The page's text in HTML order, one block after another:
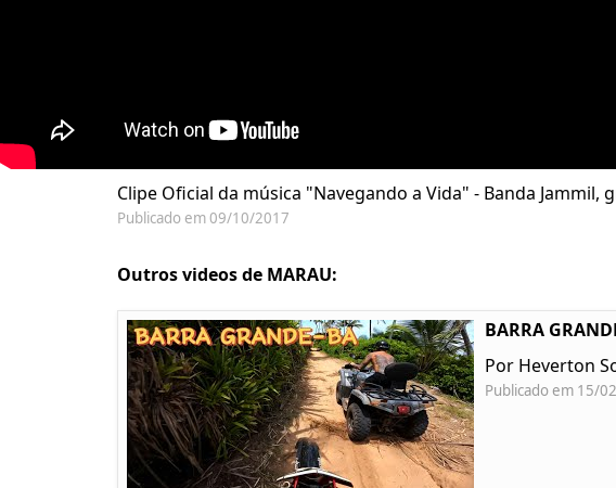
Clipe Oficial da música "Navegando a Vida" - Banda
Publicado em 09/10/2017
Outros videos de MARAU:
BARRA
Por Heverton
Publicado em 15/